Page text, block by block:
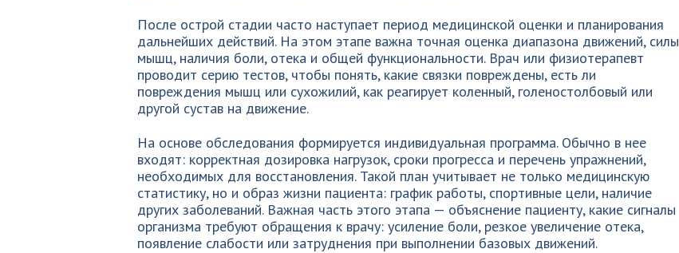
После острой стадии часто наступает период медицинской оценки и планирования
дальнейших действий. На этом этапе важна точная оценка диапазона движений, силы
мышц, наличия боли, отека и общей функциональности. Врач или физиотерапевт
проводит серию тестов, чтобы понять, какие связки повреждены, есть ли
повреждения мышц или сухожилий, как реагирует коленный, голеностолбовый или
другой сустав на движение.
На основе обследования формируется индивидуальная программа. Обычно в нее
входят: корректная дозировка нагрузок, сроки прогресса и перечень упражнений,
необходимых для восстановления. Такой план учитывает не только медицинскую
статистику, но и образ жизни пациента: график работы, спортивные цели, наличие
других заболеваний. Важная часть этого этапа — объяснение пациенту, какие сигналы
организма требуют обращения к врачу: усиление боли, резкое увеличение отека,
появление слабости или затруднения при выполнении базовых движений.